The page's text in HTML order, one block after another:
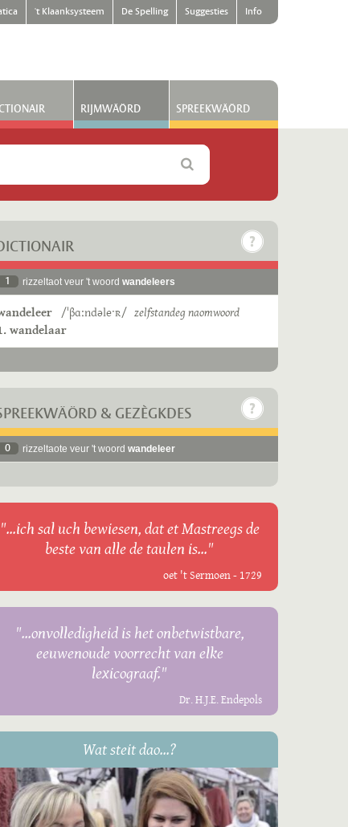
't Klaanksysteem De Spelling Suggesties Info
RIJMWÄÖRD SPREEKWÄÖRD
1 rizzeltaot veur 't woord wandeleers
/ˈβɑːndəleˑʀ/ zelfstandeg naomwoord
wandelaar
& GEZÈGKDES
0 rizzeltaote veur 't woord wandeleer
"...ich sal uch bewiesen, dat et Mastreegs de
beste van alle de taulen is..."
oet 't Sermoen - 1729
"...onvolledigheid is het onbetwistbare,
eeuwenoude voorrecht van elke
lexicograaf."
Dr. H.J.E. Endepols
Wat steit dao...?